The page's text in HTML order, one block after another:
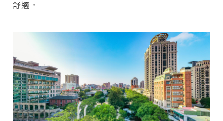
舒適。